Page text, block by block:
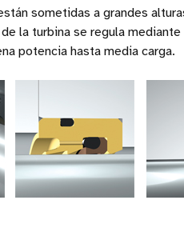
sometidas a grandes
la turbina se regula
potencia hasta media carga.